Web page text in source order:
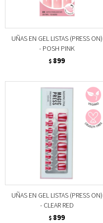
UÑAS EN GEL LISTAS (PRESS ON)
- POSH PINK
$ 899
UÑAS EN GEL LISTAS (PRESS ON)
- CLEAR RED
$ 899